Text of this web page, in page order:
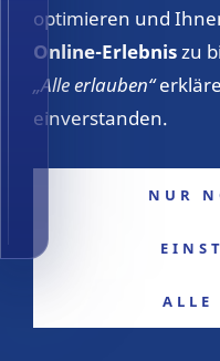
Die wichtigsten
Vorbereitung,
Abgrenzung von
sowie zu
Kann ich die
optimieren und
Online-Erlebniszu
„Alle erlauben“
einverstanden.
NUR
ALLE